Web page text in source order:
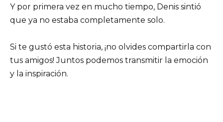
Y por primera vez en mucho tiempo, Denis sintió
que ya no estaba completamente solo.
Si te gustó esta historia, ¡no olvides compartirla con
tus amigos! Juntos podemos transmitir la emoción
y la inspiración.